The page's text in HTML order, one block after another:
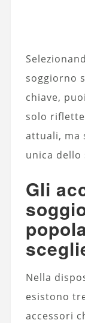
soggiorno
chiave,
solo
attuali, ma
unica dello
Gli
Nella
esistono
accessori